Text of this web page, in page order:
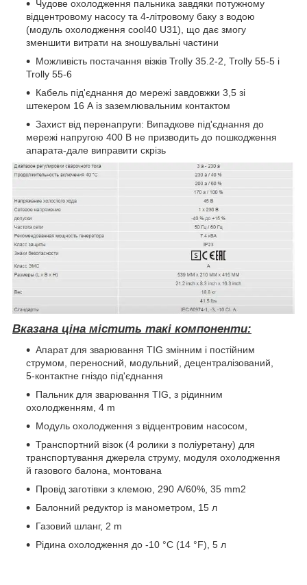
Чудове охолодження пальника завдяки потужному
відцентровому насосу та 4-літровому баку з водою
(модуль охолодження cool40 U31), що дає змогу
зменшити витрати на зношувальні частини
Можливість постачання візків Trolly 35.2-2, Trolly 55-5 і
Trolly 55-6
Кабель під'єднання до мережі завдовжки 3,5 зі
штекером 16 А із заземлювальним контактом
Захист від перенапруги: Випадкове під'єднання до
мережі напругою 400 В не призводить до пошкодження
апарата-дале виправити скрізь
Вказана ціна містить такі компоненти:
Апарат для зварювання TIG змінним і постійним
струмом, переносний, модульний, децентралізований,
5-контактне гніздо під'єднання
Пальник для зварювання TIG, з рідинним
охолодженням, 4 m
Модуль охолодження з відцентровим насосом,
Транспортний візок (4 ролики з поліуретану) для
транспортування джерела струму, модуля охолодження
й газового балона, монтована
Провід заготівки з клемою, 290 A/60%, 35 mm2
Балонний редуктор із манометром, 15 л
Газовий шланг, 2 m
Рідина охолодження до -10 °C (14 °F), 5 л